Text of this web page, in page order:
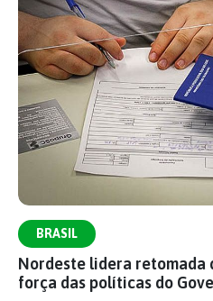
BRASIL
Nordeste lidera retomada
força das políticas do